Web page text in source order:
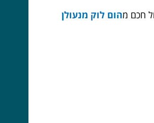
חכם מהום לוק מנעולן